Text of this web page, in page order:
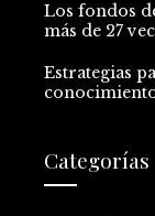
Los fondos
más de 27
Estrategias
Categorías